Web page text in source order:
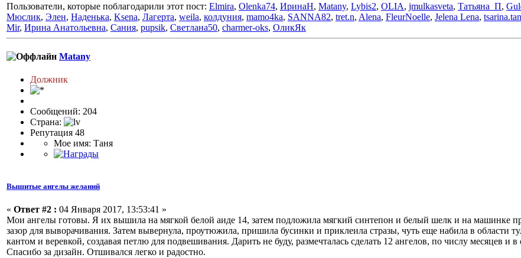
Пользователи, которые поблагодарили этот пост: Elmira, Olenka74, ИринаН, Matany, Lybis2, OLIA, jmulkasveta, Татьяна_П,
Мюслик, Элен, Наденька, Ksena, Лагерта, weila, колдуния, mamo4ka, SANNA82, tret.n, Alena, FleurNoelle, Jelena Lena,
Mir, Ирина Анатольевна, Сания, pupsik, Светлана50, charmer-oks, ОликЯк
Matany
Должник
Сообщений: 204
Страна:
Репутация 48
Мое имя: Таня
Вышитые ангелы желаний
« Ответ #2 : 04 Января 2017, 13:53:41 »
Мои ангелы готовы. Я их вышила на мягкой белой аиде 14, затем подложила мягкий синтепон и белый шелк и на машинке
зазор для выворачивания. Затем вывернула, проутюжила, пришила бусинки и приклеила стразы, чуть еще набила в области
кантом и веревкой, создавая петлю для подвешивания. Дарить не буду, размечталась сделать 12 ангелов, по числу месяцев и
Спасибо за дизайн. Отшивался легко и радостно.